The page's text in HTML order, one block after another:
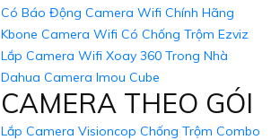
Có Báo Động Camera Wifi Chính Hãng
Kbone Camera Wifi Có Chống Trộm Ezviz
Lắp Camera Wifi Xoay 360 Trong Nhà
Dahua Camera Imou Cube
CAMERA THEO GÓI
Lắp Camera Visioncop Chống Trộm Combo